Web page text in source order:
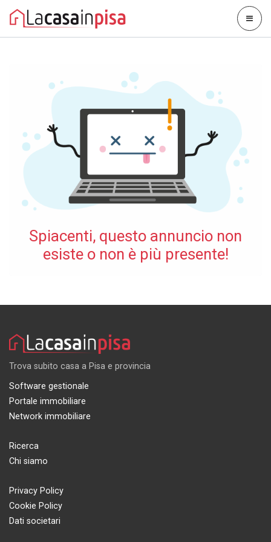
Spiacenti, questo annuncio non
esiste o non è più presente!
Trova subito casa a Pisa e provincia
Software gestionale
Portale immobiliare
Network immobiliare
Ricerca
Chi siamo
Privacy Policy
Cookie Policy
Dati societari